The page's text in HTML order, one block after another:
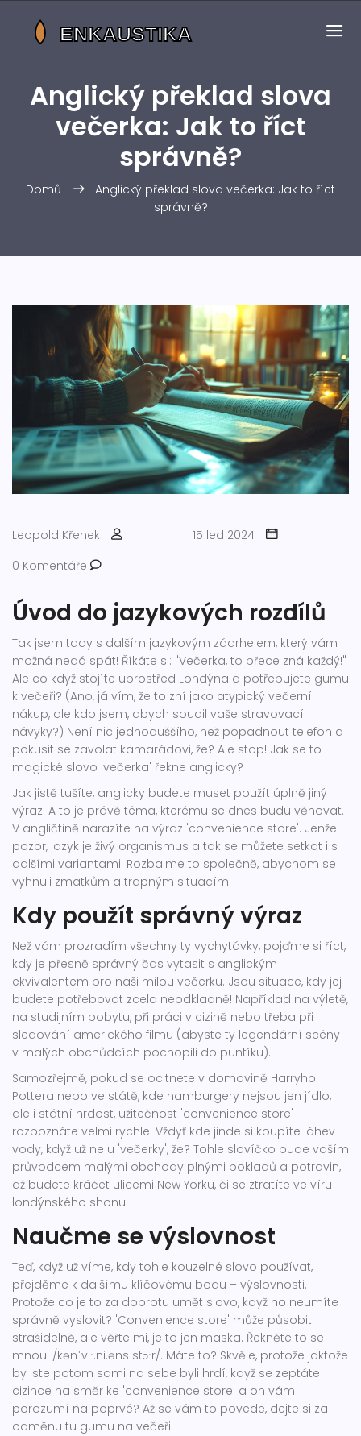
Anglický překlad slova
večerka: Jak to říct
správně?
Domů
Anglický překlad slova večerka: Jak to říct
správně?
Leopold Křenek
15 led 2024
0 Komentáře
Úvod do jazykových rozdílů
Tak jsem tady s dalším jazykovým zádrhelem, který vám
možná nedá spát! Říkáte si: "Večerka, to přece zná každý!"
Ale co když stojíte uprostřed Londýna a potřebujete gumu
k večeři? (Ano, já vím, že to zní jako atypický večerní
nákup, ale kdo jsem, abych soudil vaše stravovací
návyky?) Není nic jednoduššího, než popadnout telefon a
pokusit se zavolat kamarádovi, že? Ale stop! Jak se to
magické slovo 'večerka' řekne anglicky?
Jak jistě tušíte, anglicky budete muset použít úplně jiný
výraz. A to je právě téma, kterému se dnes budu věnovat.
V angličtině narazíte na výraz 'convenience store'. Jenže
pozor, jazyk je živý organismus a tak se můžete setkat i s
dalšími variantami. Rozbalme to společně, abychom se
vyhnuli zmatkům a trapným situacím.
Kdy použít správný výraz
Než vám prozradím všechny ty vychytávky, pojďme si říct,
kdy je přesně správný čas vytasit s anglickým
ekvivalentem pro naši milou večerku. Jsou situace, kdy jej
budete potřebovat zcela neodkladně! Například na výletě,
na studijním pobytu, při práci v cizině nebo třeba při
sledování amerického filmu (abyste ty legendární scény
v malých obchůdcích pochopili do puntíku).
Samozřejmě, pokud se ocitnete v domovině Harryho
Pottera nebo ve státě, kde hamburgery nejsou jen jídlo,
ale i státní hrdost, užitečnost 'convenience store'
rozpoznáte velmi rychle. Vždyť kde jinde si koupíte láhev
vody, když už ne u 'večerky', že? Tohle slovíčko bude vaším
průvodcem malými obchody plnými pokladů a potravin,
až budete kráčet ulicemi New Yorku, či se ztratíte ve víru
londýnského shonu.
Naučme se výslovnost
Teď, když už víme, kdy tohle kouzelné slovo používat,
přejděme k dalšímu klíčovému bodu – výslovnosti.
Protože co je to za dobrotu umět slovo, když ho neumíte
správně vyslovit? 'Convenience store' může působit
strašidelně, ale věřte mi, je to jen maska. Řekněte to se
mnou: /kənˈviː.ni.əns stɔːr/. Máte to? Skvěle, protože jaktože
by jste potom sami na sebe byli hrdí, když se zeptáte
cizince na směr ke 'convenience store' a on vám
porozumí na poprvé? Až se vám to povede, dejte si za
odměnu tu gumu na večeři.